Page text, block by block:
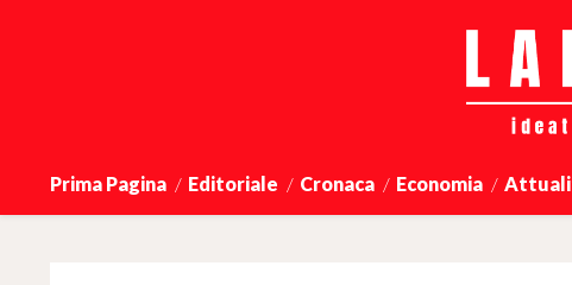
Prima Pagina Editoriale Cronaca Economia